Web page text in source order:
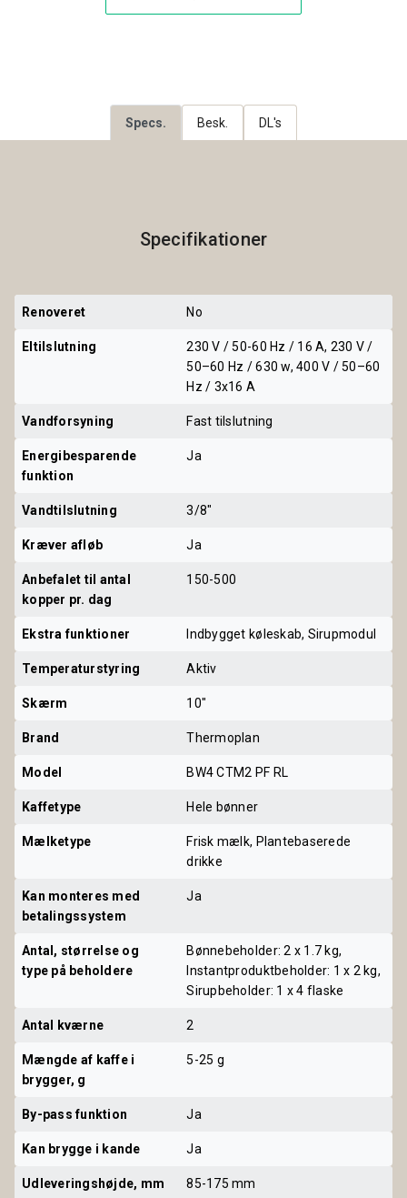
Specs. Besk. DL's
Specifikationer
Renoveret No
Eltilslutning
230 V / 50-60 Hz / 16 A, 230 V /
50–60 Hz / 630 w, 400 V / 50–60
Hz / 3x16 A
Vandforsyning Fast tilslutning
Energibesparende
funktion
Ja
Vandtilslutning 3/8"
Kræver afløb Ja
Anbefalet til antal
kopper pr. dag
150-500
Ekstra funktioner Indbygget køleskab, Sirupmodul
Temperaturstyring Aktiv
Skærm 10"
Brand Thermoplan
Model BW4 CTM2 PF RL
Kaffetype Hele bønner
Mælketype
Frisk mælk, Plantebaserede
drikke
Kan monteres med
betalingssystem
Ja
Antal, størrelse og
type på beholdere
Bønnebeholder: 2 x 1.7 kg,
Instantproduktbeholder: 1 x 2 kg,
Sirupbeholder: 1 x 4 flaske
Antal kværne 2
Mængde af kaffe i
brygger, g
5-25 g
By-pass funktion Ja
Kan brygge i kande Ja
Udleveringshøjde, mm 85-175 mm